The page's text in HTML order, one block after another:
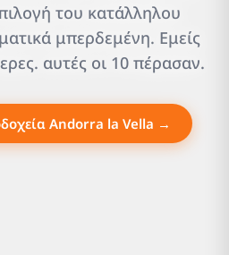
του κατάλληλου
μπερδεμένη. Εμείς
αυτές οι 10 πέρασαν.
Andorra la Vella →